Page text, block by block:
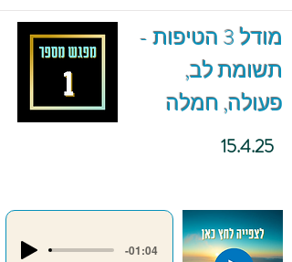
מודל 3 הטיפות -
תשומת לב,
פעולה, חמלה
15.4.25
-01:04